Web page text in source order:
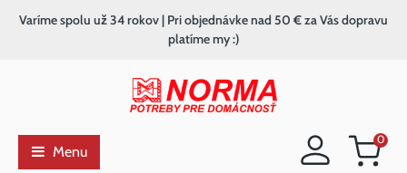
Nákupný
0
Varíme spolu už 34 rokov | Pri objednávke nad 50 € za Vás dopravu
platíme my :)
Menu